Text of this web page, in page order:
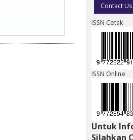
Contact Us
ISSN Cetak
ISSN Online
Untuk
Silahkan